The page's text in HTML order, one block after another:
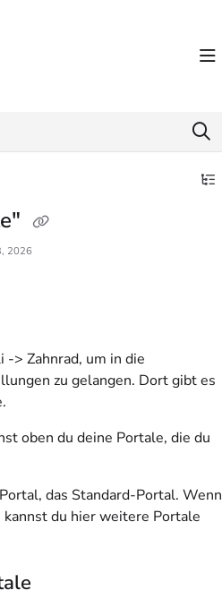
at:
before exploring further.
2026
-> Zahnrad, um in die
zu gelangen. Dort gibt es
oben du deine Portale, die du
das Standard-Portal. Wenn
du hier weitere Portale